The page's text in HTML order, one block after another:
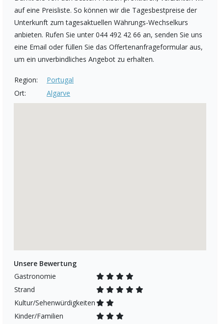
auf eine Preisliste. So können wir die Tagesbestpreise der
Unterkunft zum tagesaktuellen Währungs-Wechselkurs
anbieten. Rufen Sie unter 044 492 42 66 an, senden Sie uns
eine Email oder füllen Sie das Offertenanfrageformular aus,
um ein unverbindliches Angebot zu erhalten.
Region:
Portugal
Ort:
Algarve
Unsere Bewertung
Gastronomie
Strand
Kultur/Sehenwürdigkeiten
Kinder/Familien